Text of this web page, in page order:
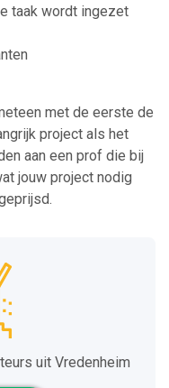
taak wordt ingezet
met de eerste de
project als het
aan een prof die bij
jouw project nodig
uit Vredenheim